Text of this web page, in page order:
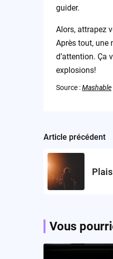
guider.
Alors, attrapez
Après tout, une
d’attention. Ça
explosions!
Source :Mashable
Post
navigation
Article précédent
Vous